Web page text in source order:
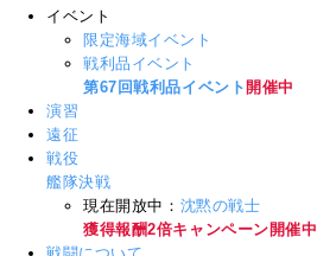
イベント
限定海域イベント
戦利品イベント
第67回戦利品イベント 開催中
演習
遠征
戦役
艦隊決戦
現在開放中： 沈黙の戦士
獲得報酬2倍キャンペーン開催中